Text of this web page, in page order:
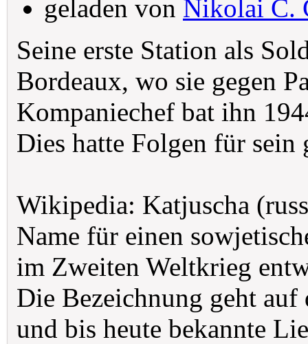
geladen von Nikolai C.
Seine erste Station als
Bordeaux, wo sie gegen
Kompaniechef bat ihn
Dies hatte Folgen für sein
Wikipedia: Katjuscha
Name für einen
im Zweiten Weltkrieg
Die Bezeichnung geht auf
und bis heute bekannte